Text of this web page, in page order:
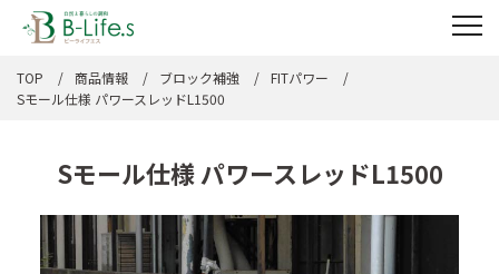
TOP 商品情報 ブロック補強
FITパワー
Sモール仕様 パワースレッドL1500
Sモール仕様 パワースレッドL1500